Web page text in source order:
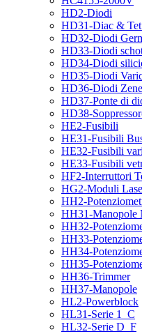
HD2-Diodi
HD31-Diac &
HD32-Diodi
HD33-Diodi
HD34-Diodi
HD35-Diodi
HD36-Diodi
HD37-Ponte di
HD38-
HE2-Fusibili
HE31-Fusibili
HE32-Fusibili vari
HE33-Fusibili
HF2-Interruttori
HG2-Moduli
HH2-
HH31-Manopole
HH32-
HH33-
HH34-
HH35-
HH36-Trimmer
HH37-Manopole
HL2-Powerblock
HL31-Serie 1_C
HL32-Serie D_F